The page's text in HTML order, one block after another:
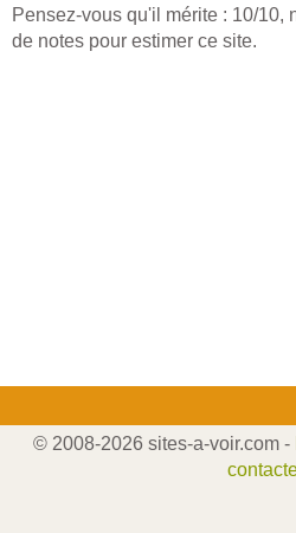
Pensez-vous qu'il mérite : 10/10,
de notes pour estimer ce site.
© 2008-2026 sites-a-voir.com -